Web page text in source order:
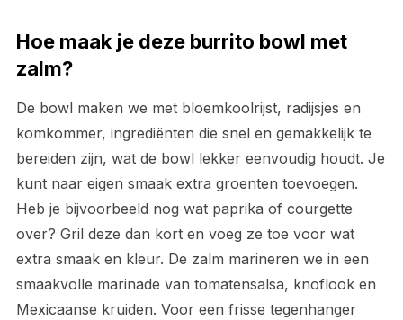
Hoe maak je deze burrito bowl met
zalm?
De bowl maken we met bloemkoolrijst, radijsjes en
komkommer, ingrediënten die snel en gemakkelijk te
bereiden zijn, wat de bowl lekker eenvoudig houdt. Je
kunt naar eigen smaak extra groenten toevoegen.
Heb je bijvoorbeeld nog wat paprika of courgette
over? Gril deze dan kort en voeg ze toe voor wat
extra smaak en kleur. De zalm marineren we in een
smaakvolle marinade van tomatensalsa, knoflook en
Mexicaanse kruiden. Voor een frisse tegenhanger